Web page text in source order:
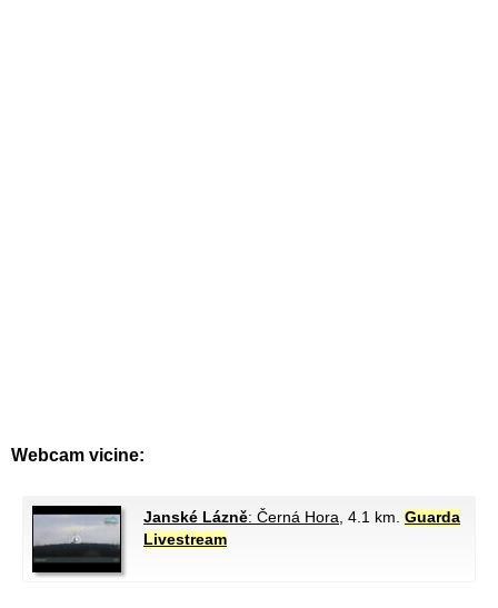
Webcam vicine:
Janské Lázně: Černá Hora , 4.1 km. Guarda
Livestream